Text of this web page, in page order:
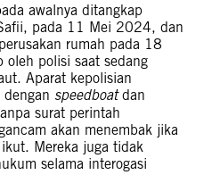
awalnya ditangkap
pada 11 Mei 2024, dan
rumah pada 18
oleh polisi saat sedang
Aparat kepolisian
speedboatdan
surat perintah
akan menembak jika
Mereka juga tidak
selama interogasi